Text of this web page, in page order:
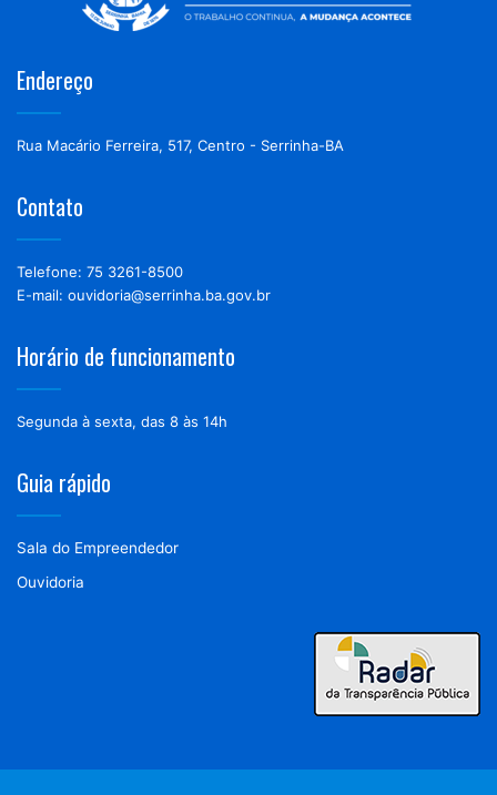
Endereço
Rua Macário Ferreira, 517, Centro - Serrinha-BA
Contato
Telefone: 75 3261-8500
E-mail: ouvidoria@serrinha.ba.gov.br
Horário de funcionamento
Segunda à sexta, das 8 às 14h
Guia rápido
Sala do Empreendedor
Ouvidoria